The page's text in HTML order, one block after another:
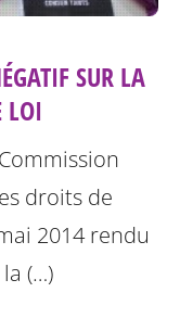
SUR LA
LOI
droits de
2014 rendu
(…)